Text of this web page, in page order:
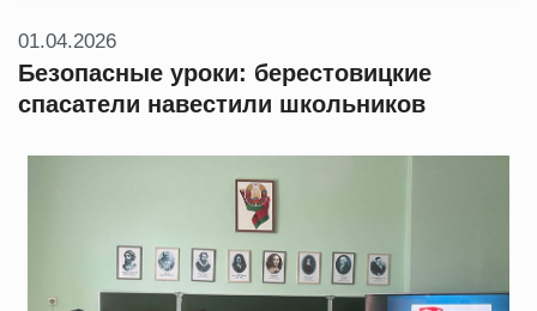
01.04.2026
Безопасные уроки: берестовицкие
спасатели навестили школьников